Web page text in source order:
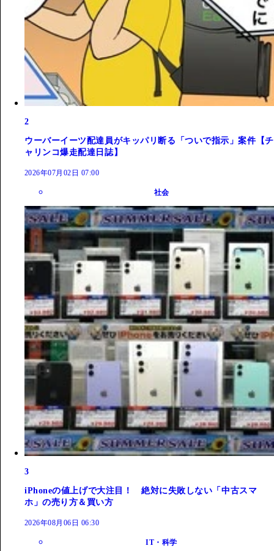
2
ウーバーイーツ配達員がキッパリ断る「ついで指示」案件【チ
ャリンコ爆走配達日誌】
2026年07月02日 07:00
社会
3
iPhoneの値上げで大注目！ 絶対に失敗しない「中古スマ
ホ」の売り方＆買い方
2026年08月06日 06:30
IT・科学